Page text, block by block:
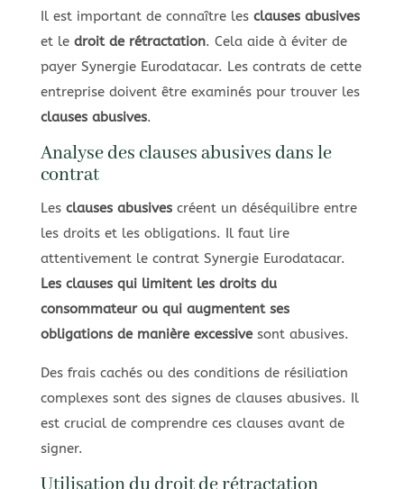
Il est important de connaître les clauses abusives
et le droit de rétractation. Cela aide à éviter de
payer Synergie Eurodatacar. Les contrats de cette
entreprise doivent être examinés pour trouver les
clauses abusives.
Analyse des clauses abusives dans le
contrat
Les clauses abusivescréent un déséquilibre entre
les droits et les obligations. Il faut lire
attentivement le contrat Synergie Eurodatacar.
Les clauses qui limitent les droits du
consommateur ou qui augmentent ses
obligations de manière excessivesont abusives.
Des frais cachés ou des conditions de résiliation
complexes sont des signes de clauses abusives. Il
est crucial de comprendre ces clauses avant de
signer.